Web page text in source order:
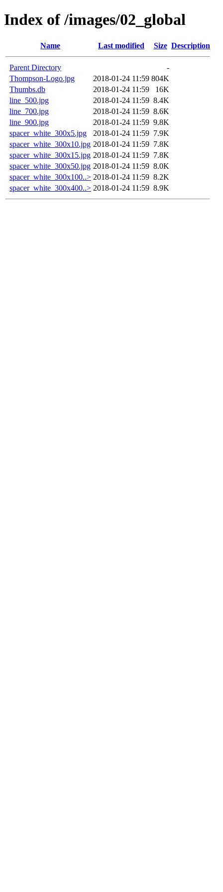
Index of /images/02_global
Name Last modified Size Description
Parent Directory
-
Thompson-Logo.jpg
2018-01-24 11:59 804K
Thumbs.db
2018-01-24 11:59
16K
line_500.jpg
2018-01-24 11:59 8.4K
line_700.jpg
2018-01-24 11:59 8.6K
line_900.jpg
2018-01-24 11:59 9.8K
spacer_white_300x5.jpg
2018-01-24 11:59 7.9K
spacer_white_300x10.jpg 2018-01-24 11:59 7.8K
spacer_white_300x15.jpg 2018-01-24 11:59 7.8K
spacer_white_300x50.jpg 2018-01-24 11:59 8.0K
spacer_white_300x100..> 2018-01-24 11:59 8.2K
spacer_white_300x400..> 2018-01-24 11:59 8.9K